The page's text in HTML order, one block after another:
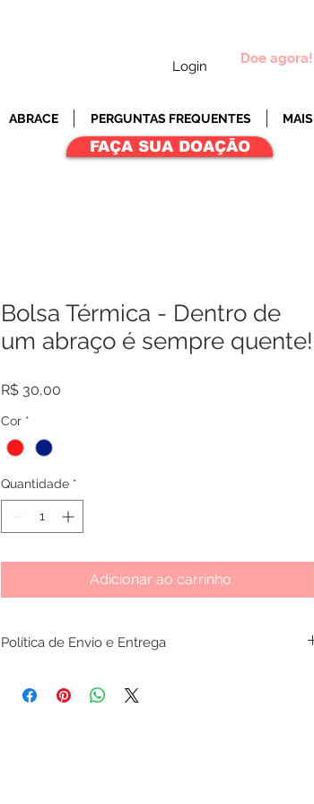
Login Doe agora!
ABRACE PERGUNTAS FREQUENTES MAIS
FAÇA SUA DOAÇÃO
Bolsa Térmica - Dentro de
um abraço é sempre quente!
R$ 30,00
Cor *
Quantidade *
Adicionar ao carrinho
Política de Envio e Entrega
Região de Entrega